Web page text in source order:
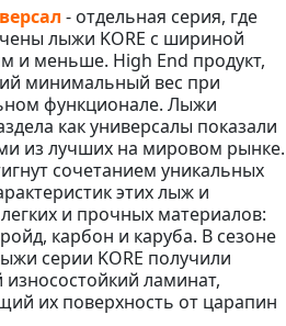
- отдельная серия, где
лыжи KORE с шириной
и меньше. High End продукт,
минимальный вес при
функционале. Лыжи
как универсалы показали
из лучших на мировом рынке.
сочетанием уникальных
этих лыж и
и прочных материалов:
карбон и каруба. В сезоне
серии KORE получили
ламинат,
их поверхность от царапин